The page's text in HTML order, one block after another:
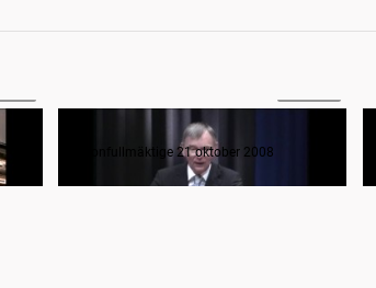
Regionfullmäktige 21 oktober 2008